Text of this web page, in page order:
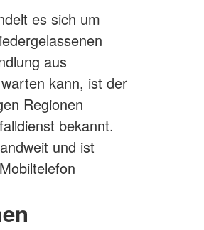
es sich um
aus
kann, ist der
Regionen
bekannt.
und ist